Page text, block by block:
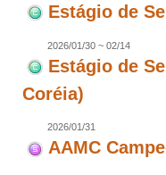
Estágio de
2026/01/30 ~ 02/14
Estágio de
Coréia)
2026/01/31
AAMC